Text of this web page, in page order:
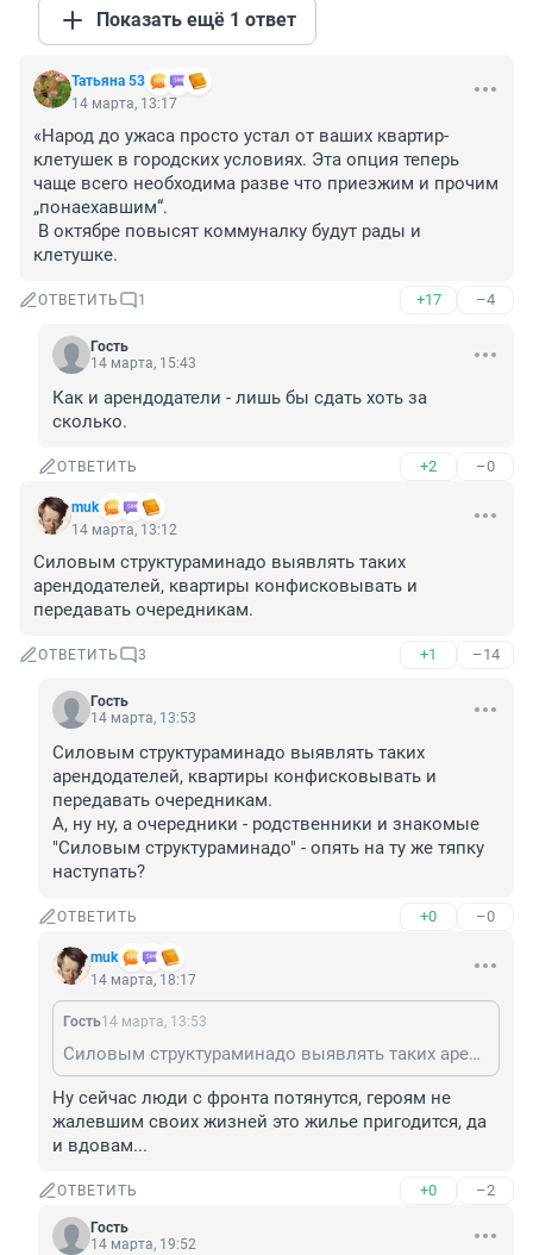
Показать ещё 1 ответ
Татьяна 53
14 марта, 13:17
«Народ до ужаса просто устал от ваших квартир-
клетушек в городских условиях. Эта опция теперь
чаще всего необходима разве что приезжим и прочим
„понаехавшим“.
В октябре повысят коммуналку будут рады и
клетушке.
ОТВЕТИТЬ 1 +17 –4
Гость
14 марта, 15:43
Как и арендодатели - лишь бы сдать хоть за
сколько.
ОТВЕТИТЬ +2 –0
muk
14 марта, 13:12
Силовым структураминадо выявлять таких
арендодателей, квартиры конфисковывать и
передавать очередникам.
ОТВЕТИТЬ 3 +1 –14
Гость
14 марта, 13:53
Силовым структураминадо выявлять таких
арендодателей, квартиры конфисковывать и
передавать очередникам.
А, ну ну, а очередники - родственники и знакомые
"Силовым структураминадо" - опять на ту же тяпку
наступать?
ОТВЕТИТЬ +0 –0
muk
14 марта, 18:17
Гость14 марта, 13:53
Силовым структураминадо выявлять таких арендодателей, квартиры конфисковывать и передавать очередникам. А, ну ну, а очередники - родственники и знакомые "Силовым структураминадо" - опять на ту же тяпку наступать?
Ну сейчас люди с фронта потянутся, героям не
жалевшим своих жизней это жилье пригодится, да
и вдовам...
ОТВЕТИТЬ +0 –2
Гость
14 марта, 19:52